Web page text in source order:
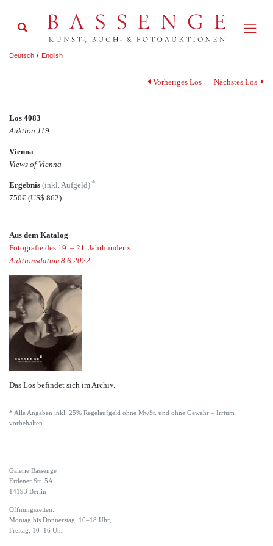
Deutsch / English
Vorheriges Los Nächstes Los
Los 4083
Auktion 119
Vienna
Views of Vienna
Ergebnis (inkl. Aufgeld) *
750€ (US$ 862)
Aus dem Katalog
Fotografie des 19. – 21. Jahrhunderts
Auktionsdatum 8.6.2022
Das Los befindet sich im Archiv.
* Alle Angaben inkl. 25% Regelaufgeld ohne MwSt. und ohne Gewähr – Irrtum
vorbehalten.
Galerie Bassenge
Erdener Str. 5A
14193 Berlin
Öffnungszeiten:
Montag bis Donnerstag, 10–18 Uhr,
Freitag, 10–16 Uhr